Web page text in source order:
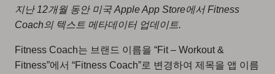
지난 12개월 동안 미국 Apple App Store에서 Fitness
Coach의 텍스트 메타데이터 업데이트.
Fitness Coach는 브랜드 이름을 “Fit – Workout &
Fitness”에서 “Fitness Coach”로 변경하여 제목을 앱 이름